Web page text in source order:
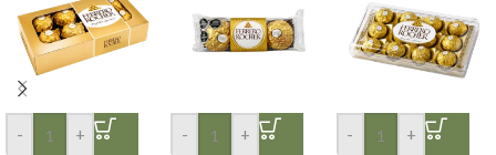
- + - + - +